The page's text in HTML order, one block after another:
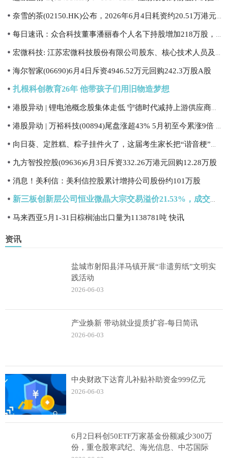
海尔智家(06690)6月4日斥资4946.52万元回购242.3万股A股
扎根科创教育26年 他带孩子们用旧物造梦想
九方智投控股(09636)6月3日斥资332.26万港元回购12.28万股
消息！美利信：美利信控股累计增持公司股份约101万股
马来西亚5月1-31日棕榈油出口量为1138781吨 快讯
资讯
盐城市射阳县洋马镇开展“非遗剪纸”文明实
践活动
2026-06-03
产业焕新 带动就业提质扩容-每日简讯
2026-06-03
中央财政下达育儿补贴补助资金999亿元
2026-06-03
6月2日科创50ETF万家基金份额减少300万
份，重仓股寒武纪、海光信息、中芯国际